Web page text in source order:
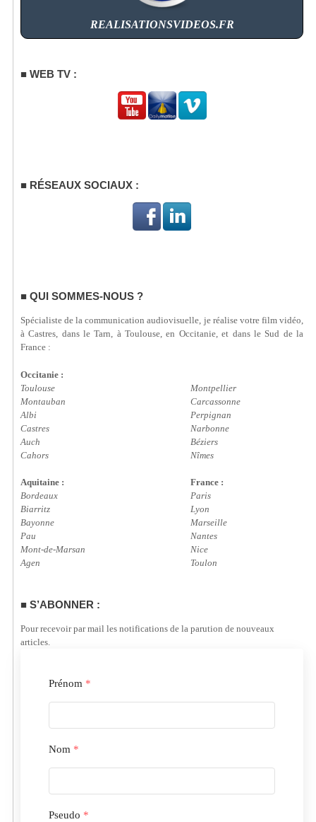
REALISATIONSVIDEOS.FR
WEB TV :
RÉSEAUX SOCIAUX :
QUI SOMMES-NOUS ?
Spécialiste de la communication audiovisuelle, je réalise votre film vidéo,
à Castres, dans le Tarn, à Toulouse, en Occitanie, et dans le Sud de la
France :
Occitanie :
Toulouse
Montauban
Albi
Castres
Auch
Cahors
Montpellier
Carcassonne
Perpignan
Narbonne
Béziers
Nîmes
Aquitaine :
Bordeaux
Biarritz
Bayonne
Pau
Mont-de-Marsan
Agen
France :
Paris
Lyon
Marseille
Nantes
Nice
Toulon
S’ABONNER :
Pour recevoir par mail les notifications de la parution de nouveaux
articles.
Prénom *
Nom *
Pseudo *